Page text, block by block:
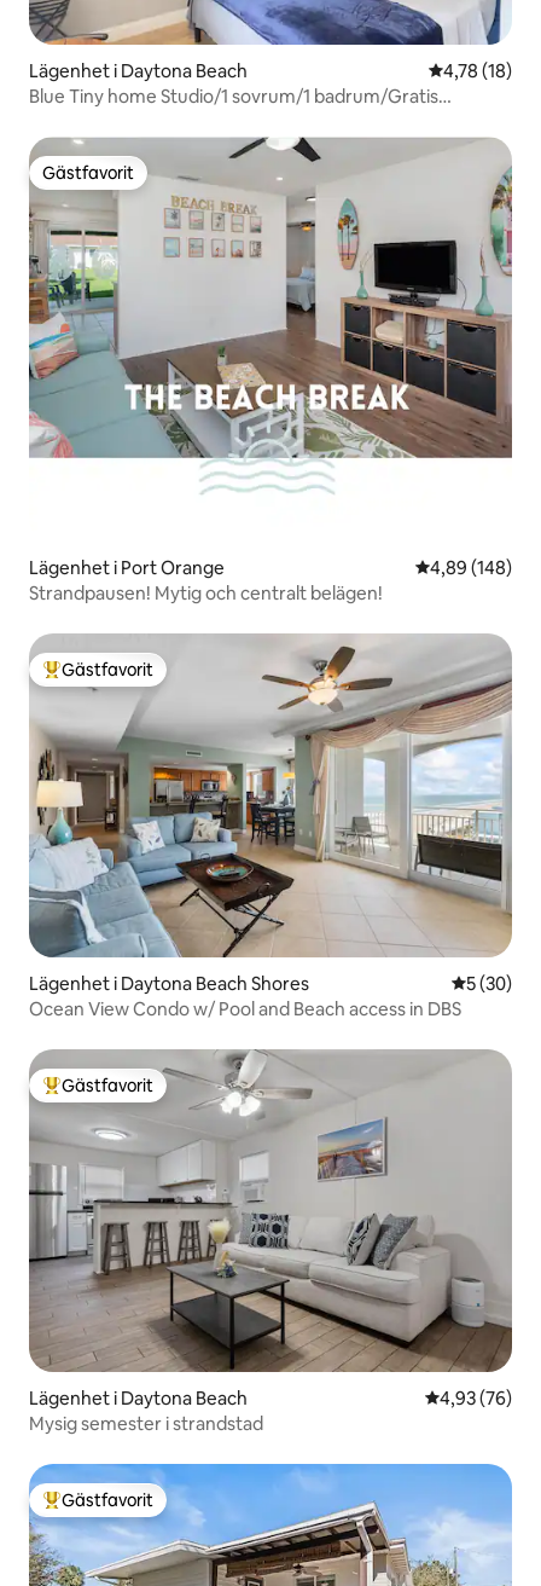
Lägenhet i Daytona Beach 4,78 av 5 i
4,78 (18)
Blue Tiny home Studio/1 sovrum/1 badrum/Gratis
Gästfavorit
Gästfavorit
Lägenhet i Port Orange 4,89 av 5 i
4,89 (148)
Strandpausen! Mytig och centralt belägen!
Populär gästfavorit
Gästfavorit
Lägenhet i Daytona Beach Shores 5 av 5 i
5 (30)
Ocean View Condo w/ Pool and Beach access in DBS
Populär gästfavorit
Gästfavorit
Lägenhet i Daytona Beach 4,93 av 5 i
4,93 (76)
Mysig semester i strandstad
Populär gästfavorit
Gästfavorit